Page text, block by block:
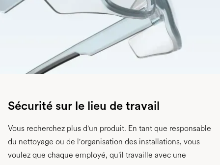
Sécurité sur le lieu de travail
Vous recherchez plus d'un produit. En tant que responsable
du nettoyage ou de l'organisation des installations, vous
voulez que chaque employé, qu'il travaille avec une